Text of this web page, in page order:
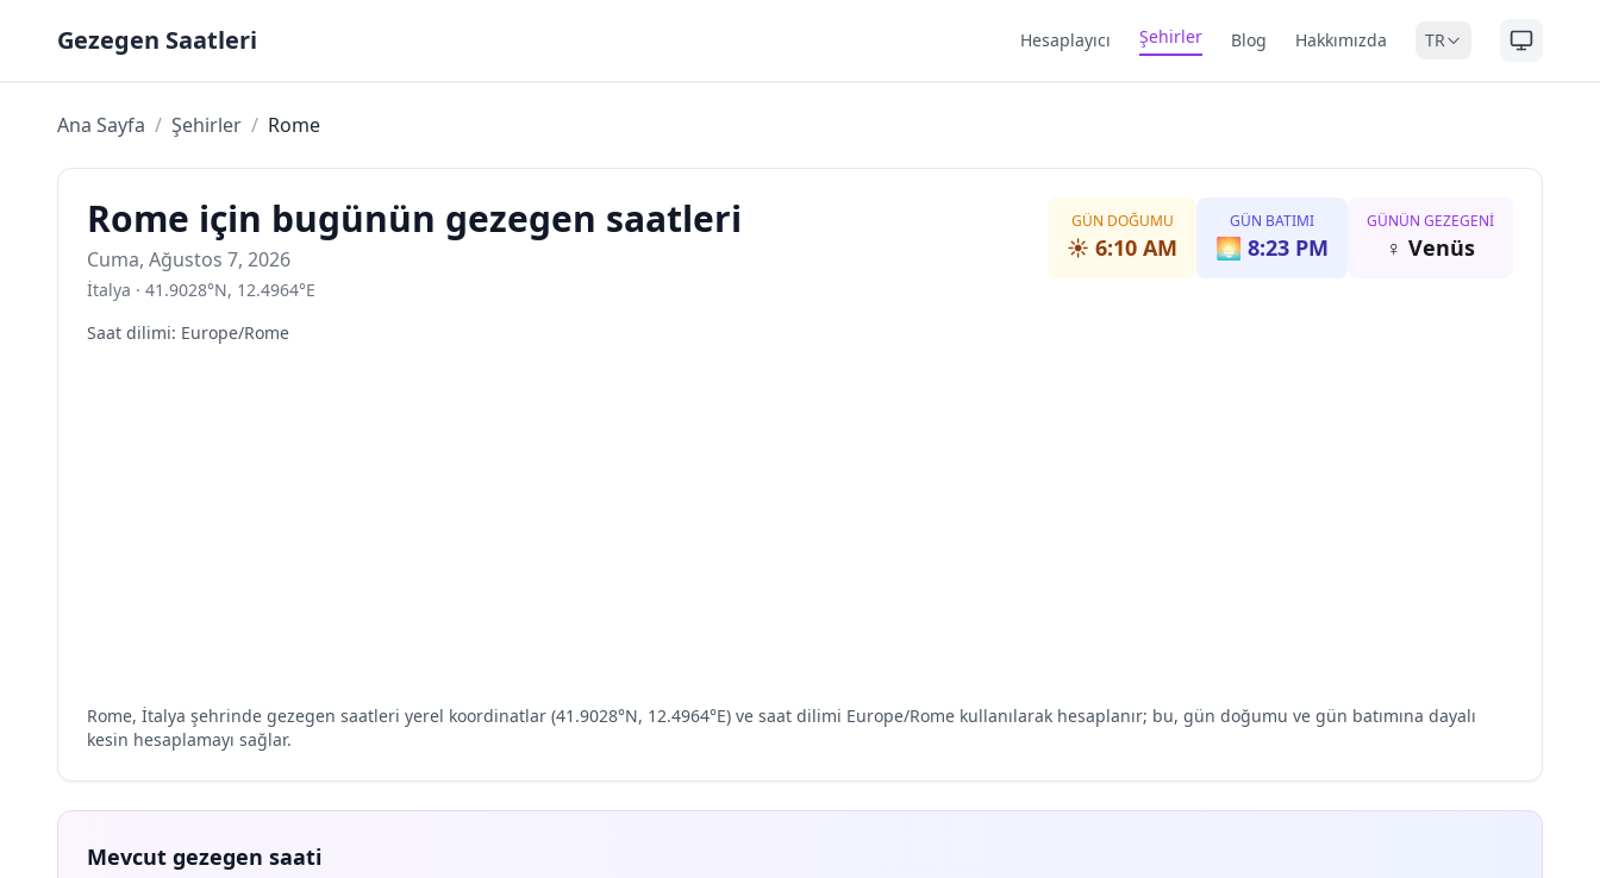
Gezegen Saatleri Hesaplayıcı Şehirler Blog Hakkımızda TR
Ana Sayfa / Şehirler / Rome
Rome için bugünün gezegen saatleri
Cuma, Ağustos 7, 2026
İtalya · 41.9028°N, 12.4964°E
GÜN DOĞUMU
☀️ 6:10 AM
GÜN BATIMI
🌅 8:23 PM
GÜNÜN GEZEGENI
♀ Venüs
Saat dilimi: Europe/Rome
Rome, İtalya şehrinde gezegen saatleri yerel koordinatlar (41.9028°N, 12.4964°E) ve saat dilimi Europe/Rome kullanılarak hesaplanır; bu, gün doğumu ve gün batımına dayalı
kesin hesaplamayı sağlar.
Mevcut gezegen saati